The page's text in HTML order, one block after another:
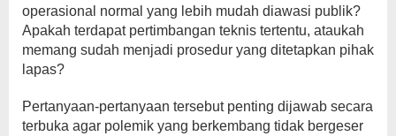
operasional normal yang lebih mudah diawasi publik?
Apakah terdapat pertimbangan teknis tertentu, ataukah
memang sudah menjadi prosedur yang ditetapkan pihak
lapas?
Pertanyaan-pertanyaan tersebut penting dijawab secara
terbuka agar polemik yang berkembang tidak bergeser